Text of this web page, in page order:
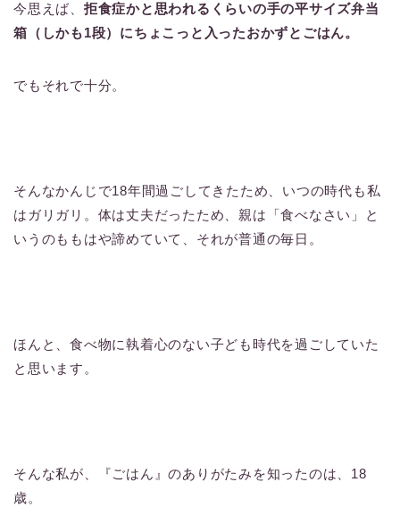
今思えば、 拒食症かと思われるくらいの手の平サイズ弁当
箱（しかも1段）にちょこっと入ったおかずとごはん。
でもそれで十分。
そんなかんじで18年間過ごしてきたため、いつの時代も私
はガリガリ。体は丈夫だったため、親は「食べなさい」と
いうのももはや諦めていて、それが普通の毎日。
ほんと、食べ物に執着心のない子ども時代を過ごしていた
と思います。
そんな私が、『ごはん』のありがたみを知ったのは、18
歳。